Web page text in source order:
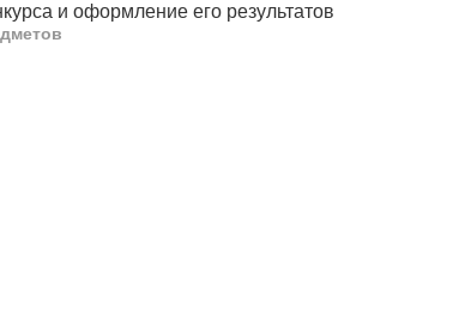
и оформление его результатов